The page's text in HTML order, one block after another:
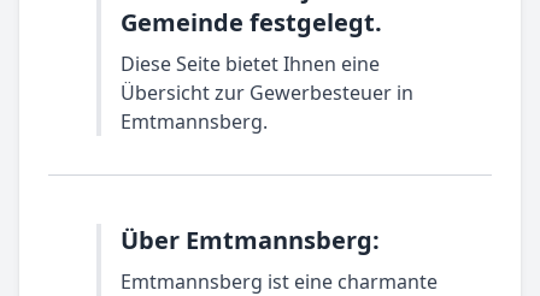
Gemeinde festgelegt.
Diese Seite bietet Ihnen eine
Übersicht zur Gewerbesteuer in
Emtmannsberg.
Über Emtmannsberg:
Emtmannsberg ist eine charmante